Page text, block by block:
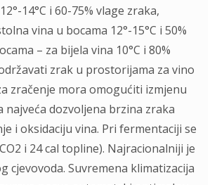
14°C i 60-75% vlage zraka,
vina u bocama 12°-15°C i 50%
– za bijela vina 10°C i 80%
zrak u prostorijama za vino
zračenje mora omogućiti izmjenu
najveća dozvoljena brzina zraka
i oksidaciju vina. Pri fermentaciji se
i 24 cal topline). Najracionalniji je
cjevovoda. Suvremena klimatizacija